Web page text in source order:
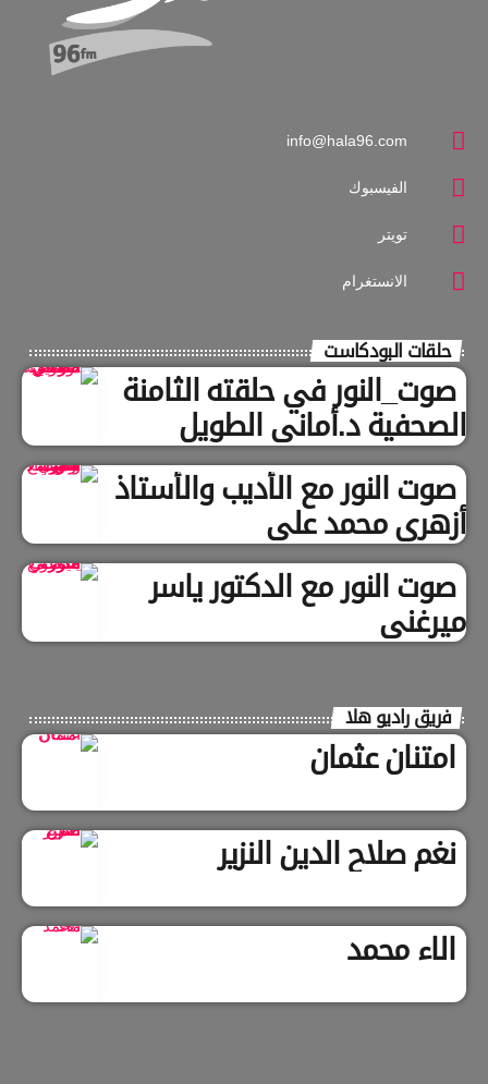
info@hala96.com
الفيسبوك
تويتر
الانستغرام
حلقات البودكاست
صوت_النور في حلقته الثامنة
الصحفية د.أماني الطويل
صوت النور مع الأديب والأستاذ
أزهري محمد علي
صوت النور مع الدكتور ياسر
ميرغني
فريق راديو هلا
امتنان عثمان
نغم صلاح الدين النزير
الاء محمد